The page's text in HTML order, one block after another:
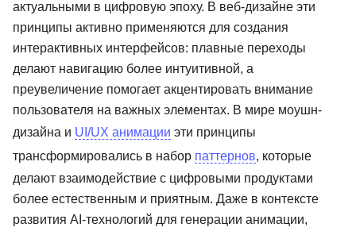
актуальными в цифровую эпоху. В веб-дизайне эти
принципы активно применяются для создания
интерактивных интерфейсов: плавные переходы
делают навигацию более интуитивной, а
преувеличение помогает акцентировать внимание
пользователя на важных элементах. В мире моушн-
дизайна и UI/UX анимации эти принципы
трансформировались в набор паттернов, которые
делают взаимодействие с цифровыми продуктами
более естественным и приятным. Даже в контексте
развития AI-технологий для генерации анимации,